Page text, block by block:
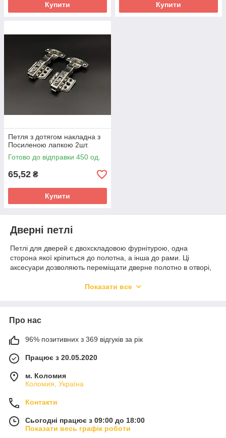
Купити Купити
Петля з дотягом накладна з
Посиленою лапкою 2шт.
Готово до відправки 450 од.
65,52 ₴
Купити
Дверні петлі
Петлі для дверей є двохскладовою фурнітурою, одна
сторона якої кріпиться до полотна, а інша до рами. Ці
аксесуари дозволяють переміщати дверне полотно в отворі,
відкривання і закривання дверей практично у всьому
практичне рішення, так як верхня і нижня стулки петлі можуть
бути від'єднані. Завдяки цьому дверне полотно можна вільно
демонтувати, без додаткового відкручування петлі.
Через важливість функції, яку відіграють петлі, вони повинні
бути виготовлені з увагою до кожної деталі і відповідати
найвищим технічним вимогам і вимогам безпеки. Хороші
петлі не тільки забезпечують достатню вантажопідйомність,
але і відповідають за багато інших речей, наприклад ... скрип,
Металева дверна петля — в яких
випадках вона працює краще за інші
варіанти?
Показати все
Про нас
96% позитивних з 369 відгуків за рік
Працює з 20.05.2020
м. Коломия
Коломия, Україна
Контакти
Сьогодні працює з 09:00 до 18:00
Показати весь графік роботи